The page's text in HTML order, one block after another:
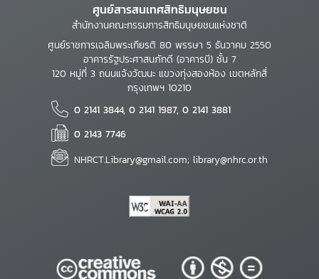
ศูนย์สารสนเทศสิทธิมนุษยชน
สำนักงานคณะกรรมการสิทธิมนุษยชนแห่งชาติ
ศูนย์ราชการเฉลิมพระเกียรติ 80 พรรษา 5 ธันวาคม 2550
อาคารรัฐประศาสนภักดี (อาคารบี) ชั้น 7
120 หมู่ที่ 3 ถนนแจ้งวัฒนะ แขวงทุ่งสองห้อง เขตหลักสี่
กรุงเทพฯ 10210
0 2141 3844, 0 2141 1987, 0 2141 3881
0 2143 7746
NHRCT.Library@gmail.com; library@nhrc.or.th